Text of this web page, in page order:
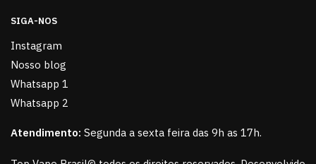
SIGA-NOS
Instagram
Nosso blog
Whatsapp 1
Whatsapp 2
Atendimento: Segunda a sexta feira das 9h as 17h.